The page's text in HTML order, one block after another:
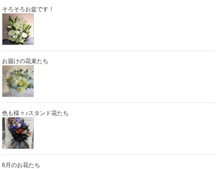
そろそろお盆です！
お届けの花束たち
色も様々♪スタンド花たち
6月のお花たち